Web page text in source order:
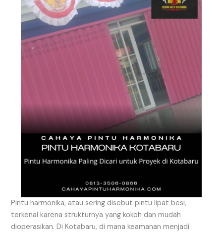
Pintu harmonika, atau sering disebut pintu lipat besi,
terkenal karena strukturnya yang kokoh dan mudah
dioperasikan. Di Kotabaru, di mana keamanan menjadi